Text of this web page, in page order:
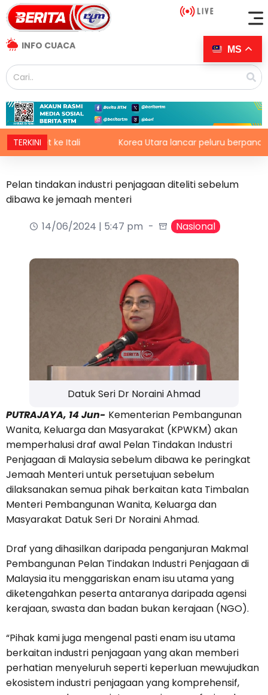
INFO CUACA
TERKINI
ke Itali Korea Utara lancar peluru berpandu
Pelan tindakan industri penjagaan diteliti sebelum
dibawa ke jemaah menteri
14/06/2024 | 5:47 pm
Nasional
Datuk Seri Dr Noraini Ahmad
PUTRAJAYA, 14 Jun- Kementerian Pembangunan
Wanita, Keluarga dan Masyarakat (KPWKM) akan
memperhalusi draf awal Pelan Tindakan Industri
Penjagaan di Malaysia sebelum dibawa ke peringkat
Jemaah Menteri untuk persetujuan sebelum
dilaksanakan semua pihak berkaitan kata Timbalan
Menteri Pembangunan Wanita, Keluarga dan
Masyarakat Datuk Seri Dr Noraini Ahmad.
Draf yang dihasilkan daripada penganjuran Makmal
Pembangunan Pelan Tindakan Industri Penjagaan di
Malaysia itu menggariskan enam isu utama yang
diketengahkan peserta antaranya daripada agensi
kerajaan, swasta dan badan bukan kerajaan (NGO).
“Pihak kami juga mengenal pasti enam isu utama
berkaitan industri penjagaan yang akan memberi
perhatian menyeluruh seperti keperluan mewujudkan
ekosistem industri penjagaan yang komprehensif,
MS